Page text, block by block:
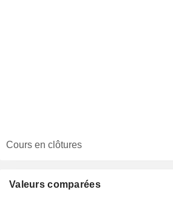
Cours en clôtures
Valeurs comparées